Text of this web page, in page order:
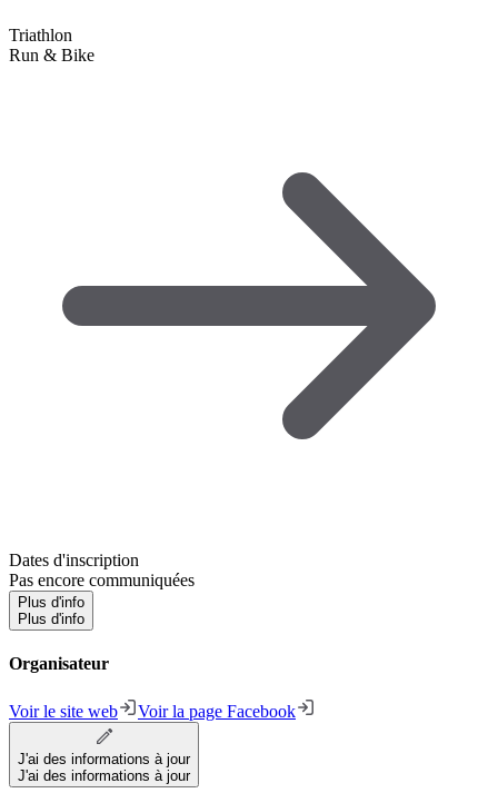
Triathlon
Run & Bike
Dates d'inscription
Pas encore communiquées
Plus d'info
Plus d'info
Organisateur
Voir le site web Voir la page Facebook
J'ai des informations à jour
J'ai des informations à jour